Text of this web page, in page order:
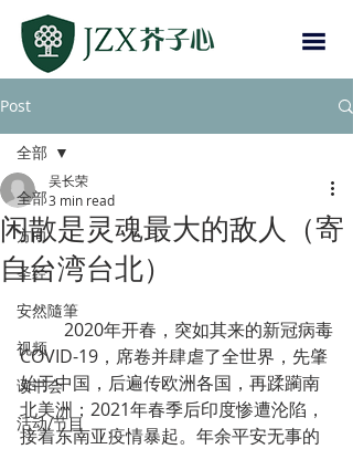
Post
全部
方向
圣经
安然隨筆
视频
读书会
活动/节目
全部
闲散是灵魂最大的敌人（寄
自台湾台北）
吴长荣
3 min read
COVID-19，席卷并肆虐了全世界，先肇
始于中国，后遍传欧洲各国，再蹂躏南
北美洲；2021年春季后印度惨遭沦陷，
接着东南亚疫情暴起。年余平安无事的